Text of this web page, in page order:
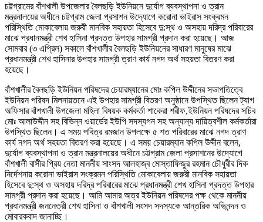
চট্টগ্রামের বাঁশখালী উপজেলার বৈলছড়ি ইউনিয়নে দুর্যোগ ব্যবস্থাপনা ও ত্রান
মন্ত্রনালয়ের অধীনে চট্টগ্রাম জেলা প্রসাশন উদ্যোগে করোনা ভাইরাস সংক্রমন
পরিস্থিতি মোকাবেলায় জরুরী মানবিক সহায়তা হিসেবে দু:স্থ ও অসহায় দরিদ্র পরিবারের
মাঝে প্রধানমন্ত্রী শেখ হাসিনা প্রদত্ত উপহার সামগ্রী প্রদান করা হয়েছে। আজ
সোমবার (৩ এপ্রিল) সকালে বাঁশখালীর বৈলছড়ি ইউনিয়নের সাধারণ মানুষের মাঝে
প্রধানমন্ত্রী শেখ হাসিনার উপহার সামগ্রী ত্রাণ কার্য নগদ অর্থ সহয়তা বিতরণ করা
হয়েছে।
বাঁশখালীর বৈলছড়ি ইউনিয়ন পরিষদের চেয়ারম্যানের মোঃ কপিল উদ্দীনের সভাপতিত্বে
ইউনিয়ন পরিষদ মিলনায়তনে এই উপহার সামগ্রী বিতরণ অনুষ্ঠানে উপস্থিত ছিলেন ট্যাগ
অফিসার বাঁশখালী উপজেলা মহিলা বিষয়ক কর্মকর্তা শাকেরা শরীফ,ইউনিয়ন পরিষদের সচিব
মোঃ আলাউদ্দীন সহ বিভিন্ন ওয়ার্ডের ইউপি সদস্যগন সহ অন্যান্য দায়িত্বশীল কর্মকর্তারা
উপস্থিত ছিলেন। এ সময় পবিত্র রমজান উপলক্ষে ৫ শত পরিবারের মাঝে নগদ ত্রাণ
কার্য নগদ অর্থ সহয়তা বিতরণ করা হয়েছে। এ সময় চেয়ারম্যান কপিল উদ্দীন বলেন,
দুর্যোগ ব্যবস্থাপনা ও ত্রান মন্ত্রনালয়ের অধীনে চট্টগ্রাম জেলা প্রসাশনের উদ্যোগে
বাঁশখালী বাসীর প্রিয় নেতা মাননীয় সাংসদ আলহাজ্ব মোস্তাফিজুর রহমান চৌধুরীর দিক
নির্দেশনায় করোনা ভাইরাস সংক্রমন পরিস্থিতি মোকাবেলায় জরুরী মানবিক সহায়তা
হিসেবে দু:স্থ ও অসহায় দরিদ্র পরিবারের মাঝে প্রধানমন্ত্রী শেখ হাসিনা প্রদত্ত উপহার
সামগ্রী প্রদান করা হয়েছে। আমি আমার অত্র ইউনিয়ন পরিষদের পক্ষ থেকে মাননীয়
প্রধানমন্ত্রী জননেত্রী শেখ হাসিনা ও বাঁশখালী সংসদ সদস্যকে আন্তরিক অভিনন্দন ও
মোবারকবাদ জানাচ্ছি।